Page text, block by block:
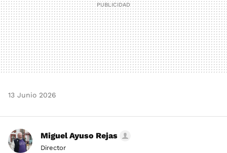
13 Junio 2026
Miguel Ayuso Rejas
Director